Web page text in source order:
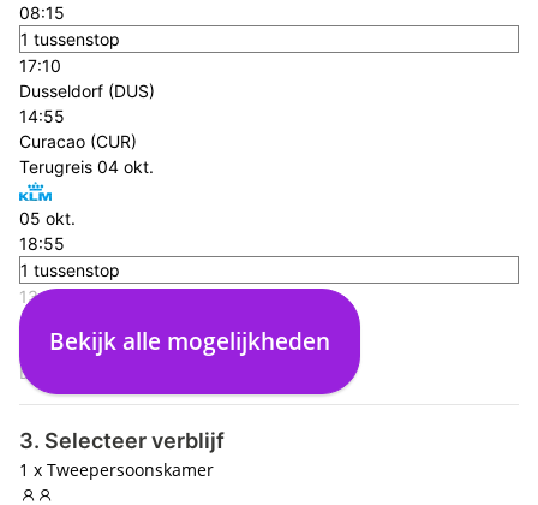
08:15
1 tussenstop
17:10
Dusseldorf (DUS)
14:55
Curacao (CUR)
Terugreis 04 okt.
05 okt.
18:55
1 tussenstop
13:55
Curacao (CUR)
13:00
Dusseldorf (DUS)
Bekijk alle mogelijkheden
3. Selecteer verblijf
1 x Tweepersoonskamer